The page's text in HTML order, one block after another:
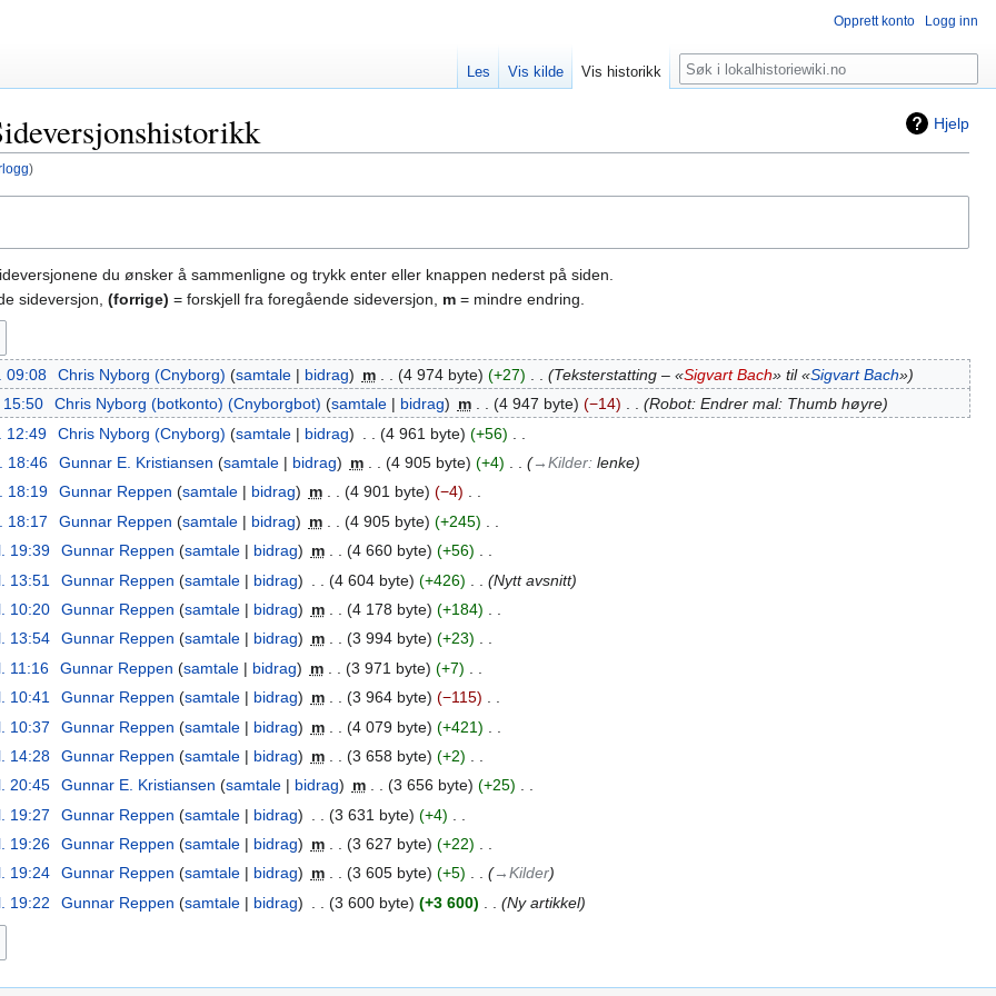
Hjelp
)
du ønsker å sammenligne og trykk enter eller knappen nederst på siden.
sideversjon, (forrige) = forskjell fra foregående sideversjon, m = mindre endring.
09:08 Chris Nyborg (Cnyborg) samtale bidrag m 4 974 byte +27 Teksterstatting – «Sigvart Bach» til «Sigvart Bach»
15:50 Chris Nyborg (botkonto) (Cnyborgbot) samtale bidrag m 4 947 byte −14
Robot: Endrer mal: Thumb høyre
12:49 Chris Nyborg (Cnyborg) samtale bidrag 4 961 byte +56
18:46 Gunnar E. Kristiansen samtale bidrag m 4 905 byte +4 →‎Kilder: lenke
18:19 Gunnar Reppen samtale bidrag m 4 901 byte −4
18:17 Gunnar Reppen samtale bidrag m 4 905 byte +245
19:39 Gunnar Reppen samtale bidrag m 4 660 byte +56
13:51 Gunnar Reppen samtale bidrag 4 604 byte +426
Nytt avsnitt
10:20 Gunnar Reppen samtale bidrag m 4 178 byte +184
13:54 Gunnar Reppen samtale bidrag m 3 994 byte +23
11:16 Gunnar Reppen samtale bidrag m 3 971 byte +7
10:41 Gunnar Reppen samtale bidrag m 3 964 byte −115
10:37 Gunnar Reppen samtale bidrag m 4 079 byte +421
14:28 Gunnar Reppen samtale bidrag m 3 658 byte +2
20:45 Gunnar E. Kristiansen samtale bidrag m 3 656 byte +25
19:27 Gunnar Reppen samtale bidrag 3 631 byte +4
19:26 Gunnar Reppen samtale bidrag m 3 627 byte +22
19:24 Gunnar Reppen samtale bidrag m 3 605 byte +5
→‎Kilder
19:22 Gunnar Reppen samtale bidrag 3 600 byte +3 600 Ny artikkel
Opprett konto Logg inn
Les Vis kilde Vis historikk Søk